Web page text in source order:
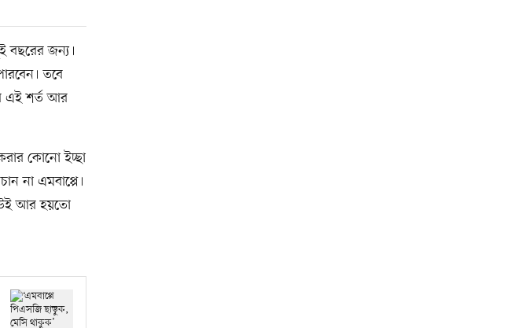
বছরের জন্য।
তবে
এই শর্ত আর
কোনো ইচ্ছা
না এমবাপ্পে।
আর হয়তো